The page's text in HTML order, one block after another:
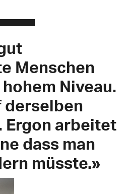
Menschen
Niveau.
derselben
Ergon arbeitet
dass man
müsste.»